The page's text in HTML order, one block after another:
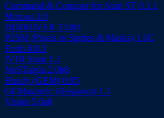
Command & Conquer for Atari ST 0.1.1
Motosu 1.0
HDDRIVER 13.00
P2SM (Pixels to Sprites & Masks) 1.6C
Forth 0.8.3
fVDI Snap 1.2
NoSTalgia 2.0b8
Handy (GEM) 0.95
GEMagnetic (Respawn) 1.1
Vision 5.0a0